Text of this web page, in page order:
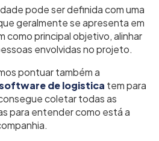
pode ser definida com uma
geralmente se apresenta em
como principal objetivo, alinhar
envolvidas no projeto.
pontuar também a
de logistica tem para
coletar todas as
para entender como está a